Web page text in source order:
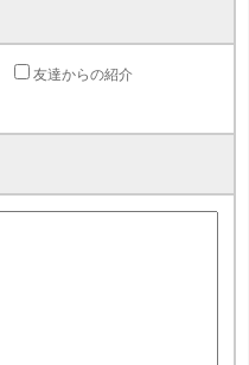
友達からの紹介